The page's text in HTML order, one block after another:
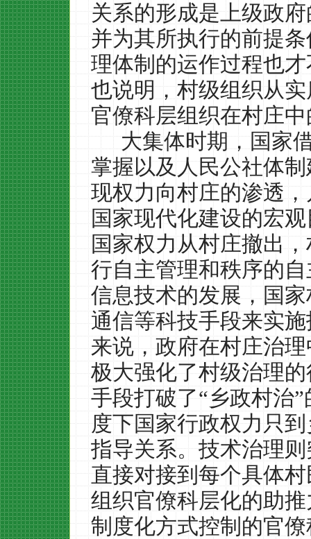
关系的形成是上级政
并为其所执行的前提
理体制的运作过程也
也说明，村级组织从
官僚科层组织在村庄
大集体时期，国家
掌握以及人民公社体
现权力向村庄的渗透
国家现代化建设的宏
国家权力从村庄撤出
行自主管理和秩序的
信息技术的发展，国
通信等科技手段来实
来说，政府在村庄治
极大强化了村级治理
手段打破了“乡政村治
度下国家行政权力只
指导关系。技术治理
直接对接到每个具体
组织官僚科层化的助
制度化方式控制的官